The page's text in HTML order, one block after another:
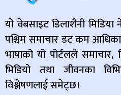
यो वेबसाइट डिलाशैनी मिडिया
पश्चिम समाचार डट कम
भाषाको यो पोर्टलले समाचार,
भिडियो तथा जीवनका
विश्लेषणलाई समेट्छ।